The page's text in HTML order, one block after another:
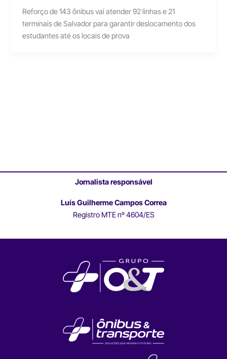
Reforço de 143 ônibus vai atender 92 linhas e 21
terminais de Salvador para garantir deslocamento dos
estudantes até os locais de prova
Jornalista responsável
Luís Guilherme Campos Correa
Registro MTE nº 4604/ES